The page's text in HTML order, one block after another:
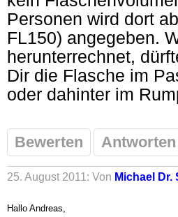
Personen wird dort
FL150) angegeben.
herunterrechnet,
Dir die Flasche im
oder dahinter im
Bewerten Antworten
25. August 2011: Von Michael Dr.
Hallo Andreas,